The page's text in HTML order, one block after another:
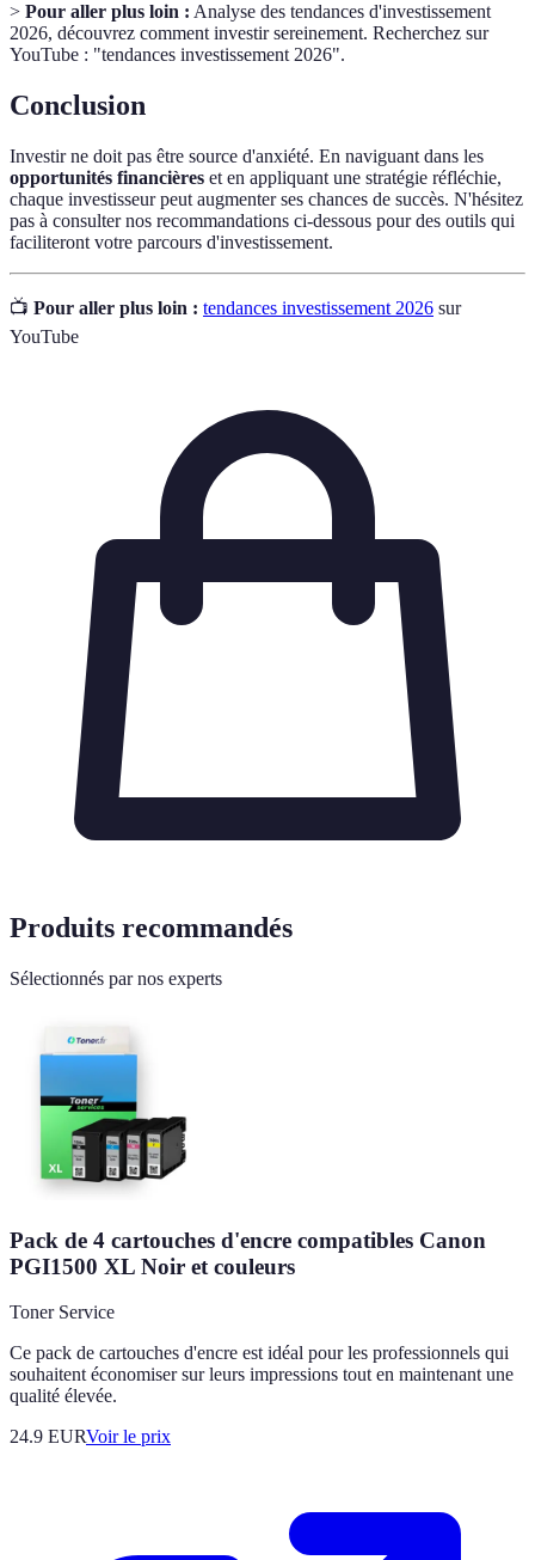
> Pour aller plus loin : Analyse des tendances d'investissement
2026, découvrez comment investir sereinement. Recherchez sur
YouTube : "tendances investissement 2026".
Conclusion
Investir ne doit pas être source d'anxiété. En naviguant dans les
opportunités financières et en appliquant une stratégie réfléchie,
chaque investisseur peut augmenter ses chances de succès. N'hésitez
pas à consulter nos recommandations ci-dessous pour des outils qui
faciliteront votre parcours d'investissement.
📺 Pour aller plus loin : tendances investissement 2026 sur
YouTube
Produits recommandés
Sélectionnés par nos experts
Pack de 4 cartouches d'encre compatibles Canon
PGI1500 XL Noir et couleurs
Toner Service
Ce pack de cartouches d'encre est idéal pour les professionnels qui
souhaitent économiser sur leurs impressions tout en maintenant une
qualité élevée.
24.9 EURVoir le prix